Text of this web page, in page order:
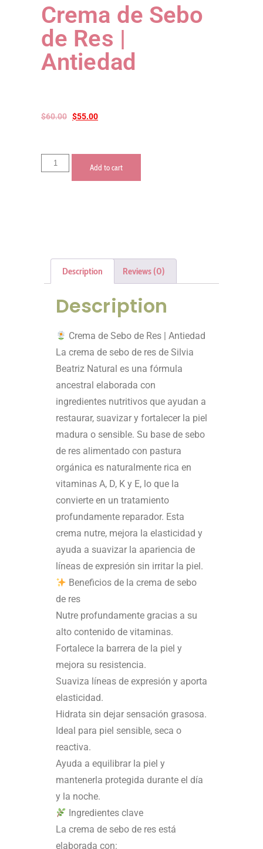
Crema de Sebo
de Res |
Antiedad
$60.00 $55.00
Add to cart
Description Reviews (0)
Description
Crema de Sebo de Res | Antiedad
La crema de sebo de res de Silvia
Beatriz Natural es una fórmula
ancestral elaborada con
ingredientes nutritivos que ayudan a
restaurar, suavizar y fortalecer la piel
madura o sensible. Su base de sebo
de res alimentado con pastura
orgánica es naturalmente rica en
vitaminas A, D, K y E, lo que la
convierte en un tratamiento
profundamente reparador. Esta
crema nutre, mejora la elasticidad y
ayuda a suavizar la apariencia de
líneas de expresión sin irritar la piel.
Beneficios de la crema de sebo
de res
Nutre profundamente gracias a su
alto contenido de vitaminas.
Fortalece la barrera de la piel y
mejora su resistencia.
Suaviza líneas de expresión y aporta
elasticidad.
Hidrata sin dejar sensación grasosa.
Ideal para piel sensible, seca o
reactiva.
Ayuda a equilibrar la piel y
mantenerla protegida durante el día
y la noche.
Ingredientes clave
La crema de sebo de res está
elaborada con: